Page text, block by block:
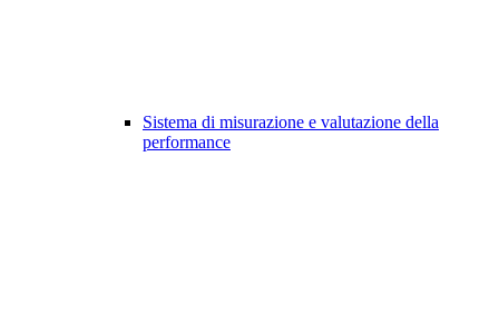
Sistema di misurazione e valutazione della
performance